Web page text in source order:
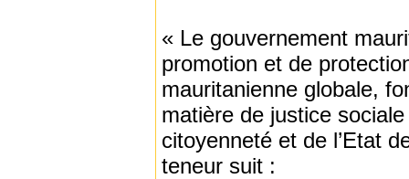
« Le gouvernement
promotion et de
mauritanienne globale,
matière de justice
citoyenneté et de l’Etat
teneur suit :